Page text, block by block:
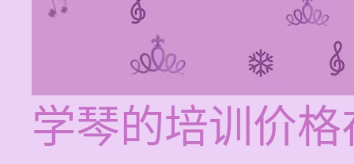
学琴的培训价